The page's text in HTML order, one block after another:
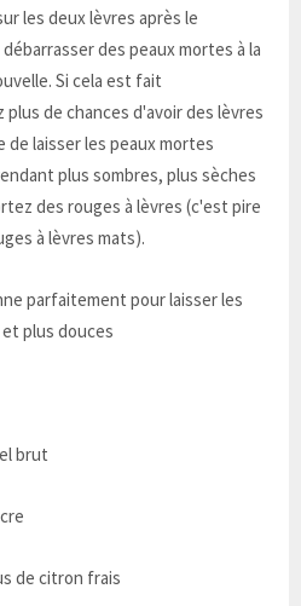
les deux lèvres après le
des peaux mortes à la
Si cela est fait
de chances d'avoir des lèvres
de laisser les peaux mortes
plus sombres, plus sèches
des rouges à lèvres (c'est pire
à lèvres mats).
parfaitement pour laisser les
plus douces
brut
de citron frais